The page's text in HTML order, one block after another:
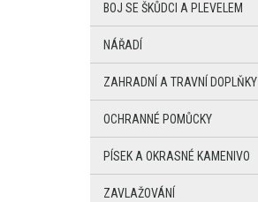
BOJ SE ŠKŮDCI A PLEVELEM
NÁŘADÍ
ZAHRADNÍ A TRAVNÍ DOPLŇKY
OCHRANNÉ POMŮCKY
PÍSEK A OKRASNÉ KAMENIVO
ZAVLAŽOVÁNÍ